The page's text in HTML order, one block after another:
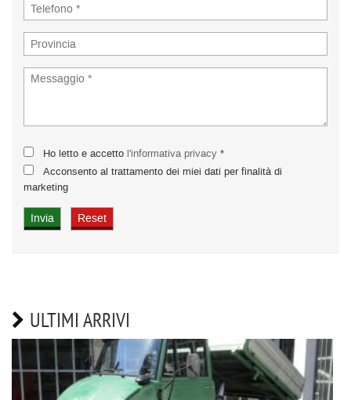
Ho letto e accetto l'informativa privacy *
Acconsento al trattamento dei miei dati per finalità di
marketing
ULTIMI ARRIVI